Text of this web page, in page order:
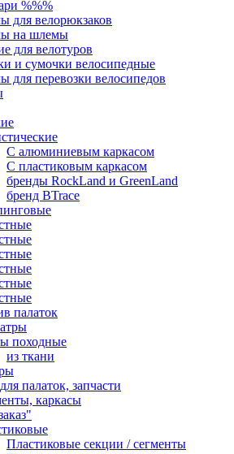
%%%
для велорюкзаков
на шлемы
для велотуров
и сумочки велосипедные
для перевозки велосипедов
С алюминиевым каркасом
С пластиковым каркасом
бренды RockLand и GreenLand
бренд BTrace
палаток
походные
из ткани
палаток, запчасти
каркасы
Пластиковые секции / сегменты